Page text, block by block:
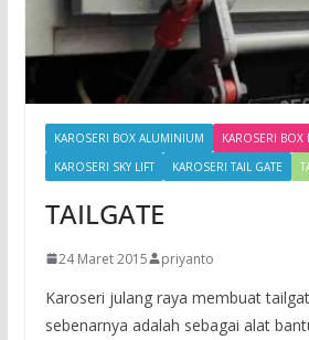
KAROSERI BOX ALUMINIUM
KAROSERI BOX
KAROSERI SKY LIFT
KAROSERI TAIL GATE
TAILGATE
24 Maret 2015 priyanto
Karoseri julang raya membuat
sebenarnya adalah sebagai alat